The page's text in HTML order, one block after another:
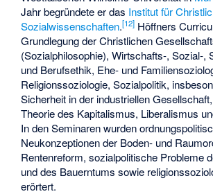
Jahr begründete er das Institut für
Sozialwissenschaften.[12] Höffners
Grundlegung der Christlichen
(Sozialphilosophie), Wirtschafts-, Sozial-,
und Berufsethik, Ehe- und
Religionssoziologie, Sozialpolitik,
Sicherheit in der industriellen
Theorie des Kapitalismus, Liberalismus
In den Seminaren wurden
Neukonzeptionen der Boden- und
Rentenreform, sozialpolitische Probleme
und des Bauerntums sowie
erörtert.